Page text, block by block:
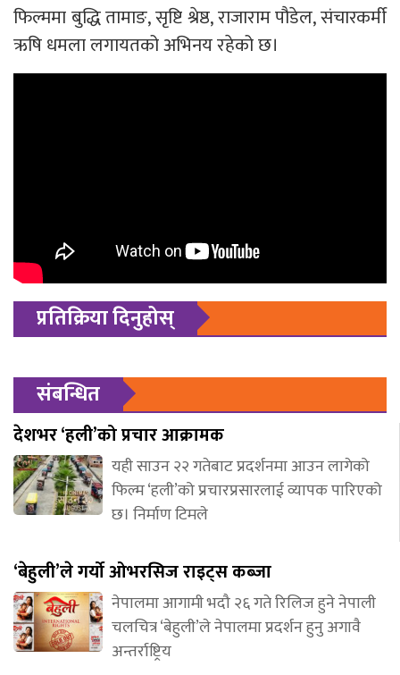
फिल्ममा बुद्धि तामाङ, सृष्टि श्रेष्ठ, राजाराम पौडेल, संचारकर्मी
ऋषि धमला लगायतको अभिनय रहेको छ।
प्रतिक्रिया दिनुहोस्
संबन्धित
देशभर ‘हली’को प्रचार आक्रामक
यही साउन २२ गतेबाट प्रदर्शनमा आउन लागेको
फिल्म ‘हली’को प्रचारप्रसारलाई व्यापक पारिएको
छ। निर्माण टिमले
‘बेहुली’ले गर्यो ओभरसिज राइट्स कब्जा
नेपालमा आगामी भदौ २६ गते रिलिज हुने नेपाली
चलचित्र ‘बेहुली’ले नेपालमा प्रदर्शन हुनु अगावै
अन्तर्राष्ट्रिय